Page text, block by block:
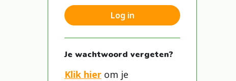
Log in
Je wachtwoord vergeten?
Klik hierom je